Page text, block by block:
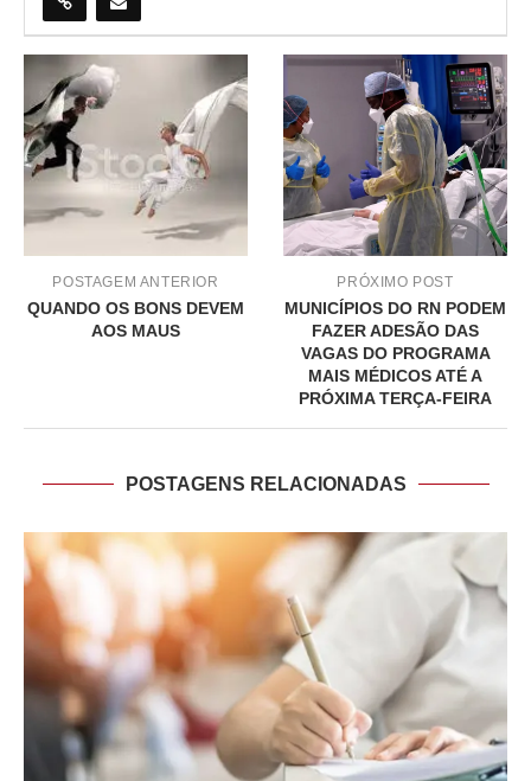
POSTAGEM ANTERIOR
QUANDO OS BONS DEVEM
AOS MAUS
PRÓXIMO POST
MUNICÍPIOS DO RN PODEM
FAZER ADESÃO DAS
VAGAS DO PROGRAMA
MAIS MÉDICOS ATÉ A
PRÓXIMA TERÇA-FEIRA
POSTAGENS RELACIONADAS